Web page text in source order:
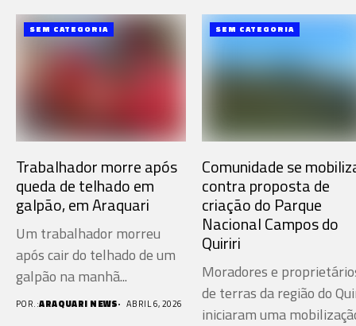
SEM CATEGORIA
Trabalhador morre após
queda de telhado em
galpão, em Araquari
Um trabalhador morreu
após cair do telhado de um
galpão na manhã...
POR.:ARAQUARI NEWS ABRIL 6, 2026
SEM CATEGORIA
Comunidade se
contra proposta de
criação do Parque
Nacional Campos do
Quiriri
Moradores e
de terras da região do
iniciaram uma